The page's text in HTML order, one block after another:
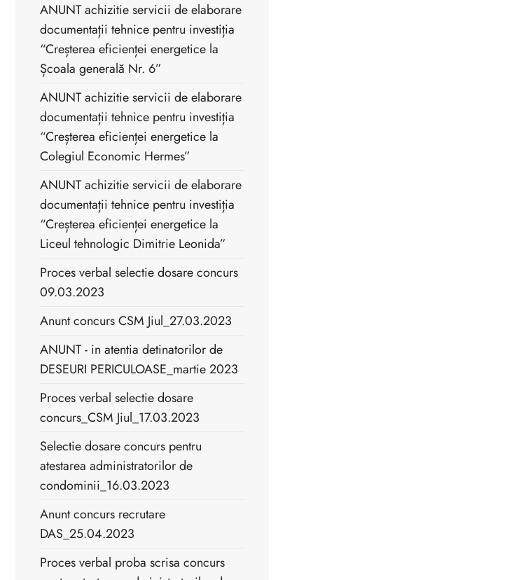
ANUNT achizitie servicii de elaborare
documentații tehnice pentru investiția
“Creșterea eficienței energetice la
Școala generală Nr. 6”
ANUNT achizitie servicii de elaborare
documentații tehnice pentru investiția
“Creșterea eficienței energetice la
Colegiul Economic Hermes”
ANUNT achizitie servicii de elaborare
documentații tehnice pentru investiția
“Creșterea eficienței energetice la
Liceul tehnologic Dimitrie Leonida”
Proces verbal selectie dosare concurs
09.03.2023
Anunt concurs CSM Jiul_27.03.2023
ANUNT - in atentia detinatorilor de
DESEURI PERICULOASE_martie 2023
Proces verbal selectie dosare
concurs_CSM Jiul_17.03.2023
Selectie dosare concurs pentru
atestarea administratorilor de
condominii_16.03.2023
Anunt concurs recrutare
DAS_25.04.2023
Proces verbal proba scrisa concurs